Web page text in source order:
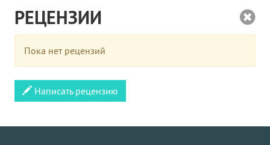
РЕЦЕНЗИИ
Пока нет рецензий
Написать рецензию